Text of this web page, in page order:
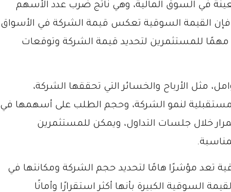
في السوق المالية، وهي ناتج ضرب عدد الأسهم
فإن القيمة السوقية تعكس قيمة الشركة في الأسواق
مهمًا للمستثمرين لتحديد قيمة الشركة وتوقعات
مثل الأرباح والخسائر التي تحققها الشركة،
لنمو الشركة، وحجم الطلب على أسهمها في
خلال جلسات التداول، ويمكن للمستثمرين
تعد مؤشرًا هامًا لتحديد حجم الشركة ومكانتها في
السوقية الكبيرة بأنها أكثر استقرارًا وأمانًا